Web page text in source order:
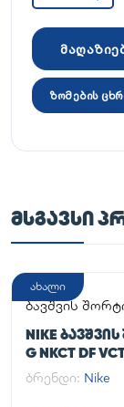
ზომების
ᲛᲡᲒᲐᲕᲡᲘ
ახალი
ბავშვის
NIKE
G NKCT DF
FLOUNCY SKRT
ბრენდი: Nike